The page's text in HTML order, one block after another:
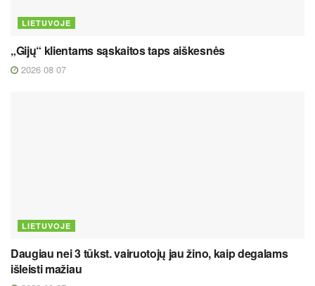
LIETUVOJE
„Gijų“ klientams sąskaitos taps aiškesnės
2026 08 07
LIETUVOJE
Daugiau nei 3 tūkst. vairuotojų jau žino, kaip degalams
išleisti mažiau